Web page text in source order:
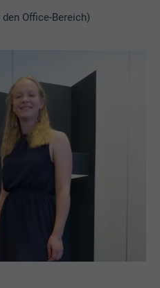
Office-Bereich)